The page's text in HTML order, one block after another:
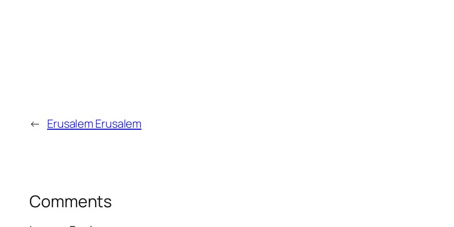
← Erusalem Erusalem
Comments